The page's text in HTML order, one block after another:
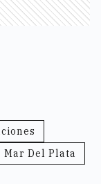
Mar Del Plata